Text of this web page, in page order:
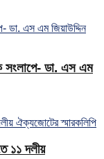
সংলাপে- ডা. এস এম
১১ দলীয়